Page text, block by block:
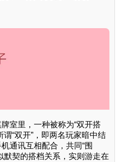
室里，一种被称为“双开搭
“双开”，即两名玩家暗中结
通讯互相配合，共同“围
默契的搭档关系，实则游走在